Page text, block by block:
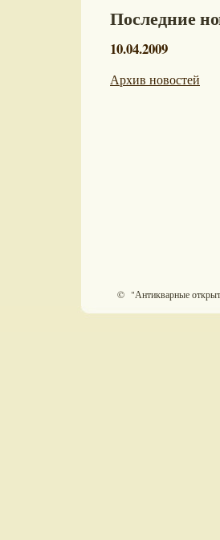
Последние
10.04.2009
Архив новостей
© "Антикварные